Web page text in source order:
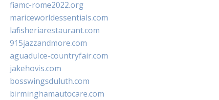
fiamc-rome2022.org
mariceworldessentials.com
lafisheriarestaurant.com
915jazzandmore.com
aguadulce-countryfair.com
jakehovis.com
bosswingsduluth.com
birminghamautocare.com